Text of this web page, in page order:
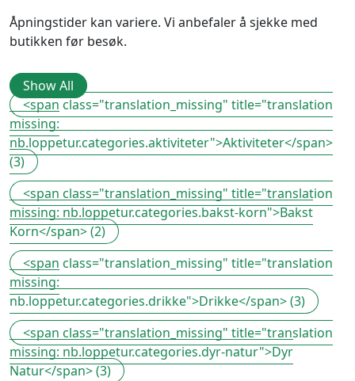
Åpningstider kan variere. Vi anbefaler å sjekke med
butikken før besøk.
Show All
<span class="translation_missing" title="translation
missing:
nb.loppetur.categories.aktiviteter">Aktiviteter</span>
(3)
<span class="translation_missing" title="translation
missing: nb.loppetur.categories.bakst-korn">Bakst
Korn</span> (2)
<span class="translation_missing" title="translation
missing:
nb.loppetur.categories.drikke">Drikke</span> (3)
<span class="translation_missing" title="translation
missing: nb.loppetur.categories.dyr-natur">Dyr
Natur</span> (3)